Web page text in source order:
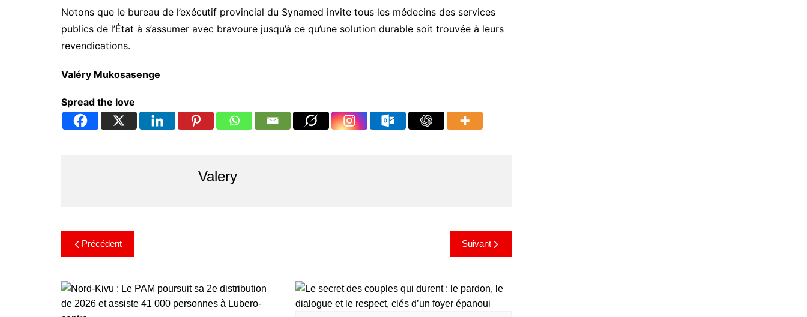
Notons que le bureau de l’exécutif provincial du Synamed invite tous les médecins des services
publics de l’État à s’assumer avec bravoure jusqu’à ce qu’une solution durable soit trouvée à leurs
revendications.
Valéry Mukosasenge
Spread the love
Valery
Précédent Suivant